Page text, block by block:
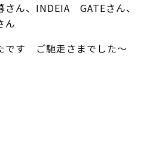
さん、INDEIA GATEさん、
ん
です ご馳走さまでした～